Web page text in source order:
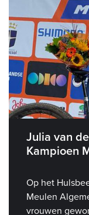
Julia van
Kampioen
Op het
Meulen
vrouwen